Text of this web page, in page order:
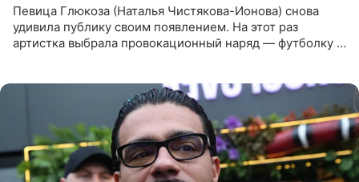
Певица Глюкоза (Наталья Чистякова-Ионова) снова
удивила публику своим появлением. На этот раз
артистка выбрала провокационный наряд — футболку с